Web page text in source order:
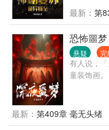
最新： 第
恐怖噩
悬疑 完
有人说，
童装饰画
最新： 第409章 毫无头绪